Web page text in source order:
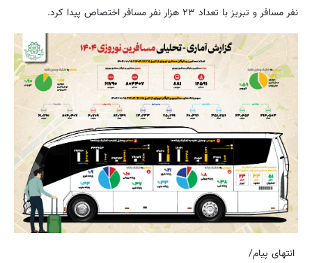
نفر مسافر و تبریز با تعداد ۲۳ هزار نفر مسافر اختصاص پیدا کرد.
انتهای پیام/